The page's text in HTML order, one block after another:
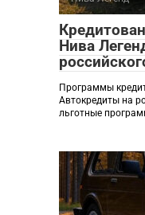
Нива
Программы
Автокредиты на
льготные